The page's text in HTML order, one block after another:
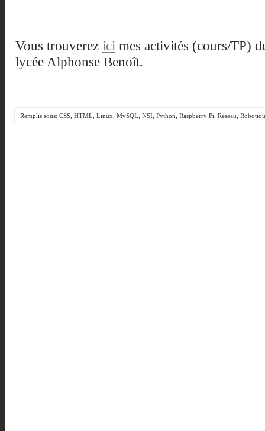
Vous trouverez icimes activités (cours/TP)
lycée Alphonse Benoît.
Remplis sous: CSS, HTML, Linux, MySQL, NSI, Python, Raspberry Pi, Réseau,